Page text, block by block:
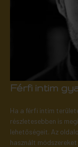
Férfi intim
Ha a férfi intim
részletesebben is
lehetőségeit. Az
használt